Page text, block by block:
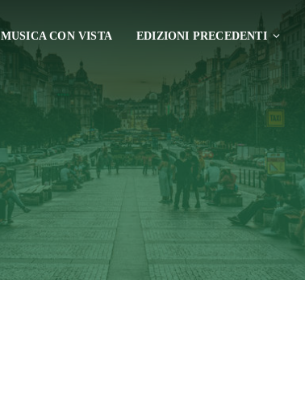
MUSICA CON VISTA EDIZIONI PRECEDENTI